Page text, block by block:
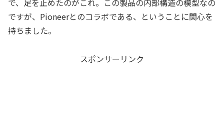
で、足を止めたのがこれ。この製品の内部構造の模型なの
ですが、Pioneerとのコラボである、ということに関心を
持ちました。
スポンサーリンク